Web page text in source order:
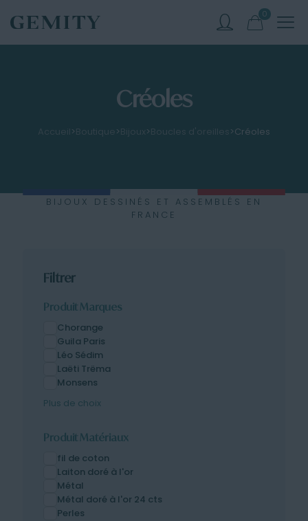
0
Créoles
Accueil>Boutique>Bijoux >Boucles d'oreilles >Créoles
BIJOUX DESSINÉS ET ASSEMBLÉS EN
FRANCE
Filtrer
Produit Marques
Chorange
Guila Paris
Léo Sédim
Laëti Trëma
Monsens
Plus de choix
Produit Matériaux
fil de coton
Laiton doré à l'or
Métal
Métal doré à l'or 24 cts
Perles